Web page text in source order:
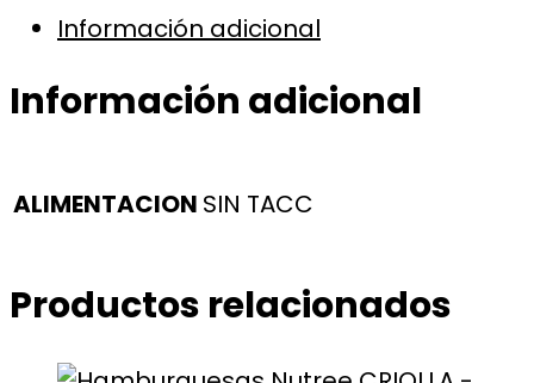
Información adicional
Información adicional
ALIMENTACION SIN TACC
Productos relacionados